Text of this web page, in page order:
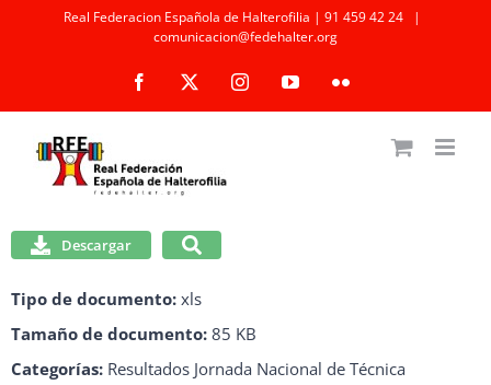
Real Federacion Española de Halterofilia | 91 459 42 24
|
comunicacion@fedehalter.org
Facebook InstagramYouTubeFlickr
Descargar
Tipo de documento: xls
Tamaño de documento: 85 KB
Categorías: Resultados Jornada Nacional de Técnica